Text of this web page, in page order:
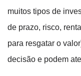
muitos tipos de
de prazo, risco,
para resgatar o
decisão e podem